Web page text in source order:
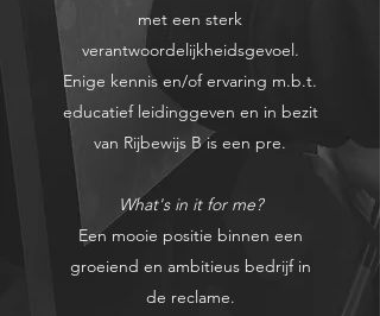
met een sterk
verantwoordelijkheidsgevoel.
Enige kennis en/of ervaring m.b.t.
educatief leidinggeven en in bezit
van Rijbewijs B is een pre.
What's in it for me?
Een mooie positie binnen een
groeiend en ambitieus bedrijf in
de reclame.